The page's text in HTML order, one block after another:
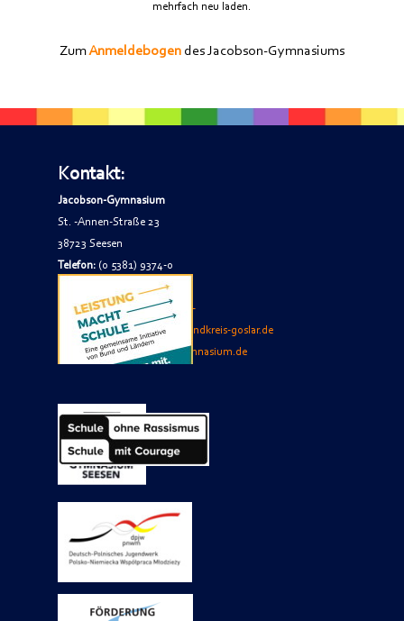
mehrfach neu laden.
ZumAnmeldebogendes Jacobson-Gymnasiums
Kontakt:
Jacobson-Gymnasium
St. -Annen-Straße 23
38723 Seesen
Telefon: (0 5381) 9374-0
(0 5381) 9374-74
E-Mail Sekretariat: jacobson-
gymnasium.sekretariat(at)landkreis-goslar.de
Internet: www.jacobson-gymnasium.de